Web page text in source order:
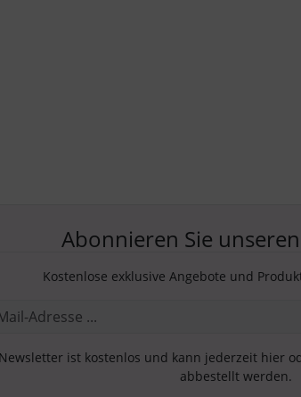
Abonnieren Sie
Kostenlose exklusive Angebote und
ist kostenlos und kann jederzeit hier
abbestellt werden.